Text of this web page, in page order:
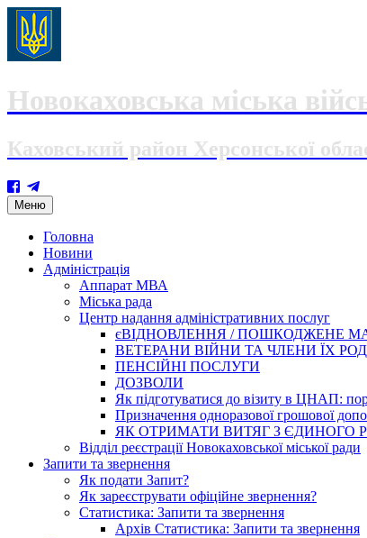
Новокаховська міська
Каховський район Херсонської
Меню Skip
to
content
Головна
Новини
Адміністрація
Аппарат МВА
Міська рада
Центр надання адміністративних послуг
єВІДНОВЛЕННЯ / ПОШКОДЖЕНЕ
ВЕТЕРАНИ ВІЙНИ ТА ЧЛЕНИ ЇХ
ПЕНСІЙНІ ПОСЛУГИ
ДОЗВОЛИ
Як підготуватися до візиту в ЦНАП:
Призначення одноразової грошової
ЯК ОТРИМАТИ ВИТЯГ З ЄДИНОГО
Відділ реєстрації Новокаховської міської ради
Запити та звернення
Як подати Запит?
Як зареєструвати офіційне звернення?
Статистика: Запити та звернення
Архів Статистика: Запити та звернення